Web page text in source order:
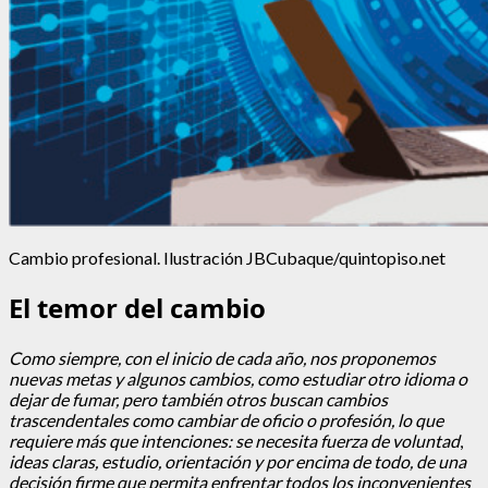
Cambio profesional. Ilustración JBCubaque/quintopiso.net
El temor del cambio
Como siempre, con el inicio de cada año, nos proponemos
nuevas metas y algunos cambios, como estudiar otro idioma o
dejar de fumar, pero también otros buscan cambios
trascendentales como cambiar de oficio o profesión, lo que
requiere más que intenciones: se necesitafuerza de voluntad,
ideas claras, estudio, orientación y por encima de todo, de una
decisión firme que permita enfrentar todos los inconvenientes